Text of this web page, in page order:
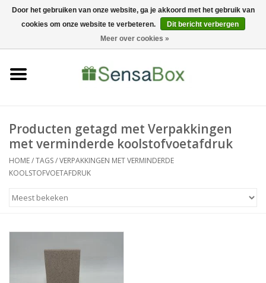
06-22022900 0 Artikelen - €0,00
Bewerkingen
Nieuws
Producten getagd met Verpakkingen
met verminderde koolstofvoetafdruk
HOME/TAGS/VERPAKKINGEN MET VERMINDERDE
KOOLSTOFVOETAFDRUK
Door het gebruiken van onze website, ga je akkoord met het gebruik van
cookies om onze website te verbeteren.
Dit bericht verbergen
Meer over cookies »